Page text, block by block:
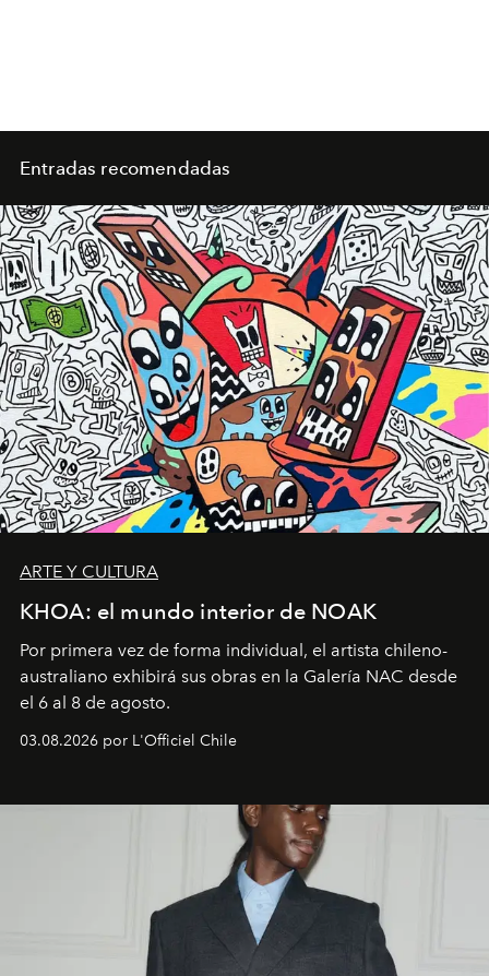
Entradas recomendadas
ARTE Y CULTURA
KHOA: el mundo interior de NOAK
Por primera vez de forma individual, el artista chileno-
australiano exhibirá sus obras en la Galería NAC desde
el 6 al 8 de agosto.
03.08.2026 por L'Officiel Chile